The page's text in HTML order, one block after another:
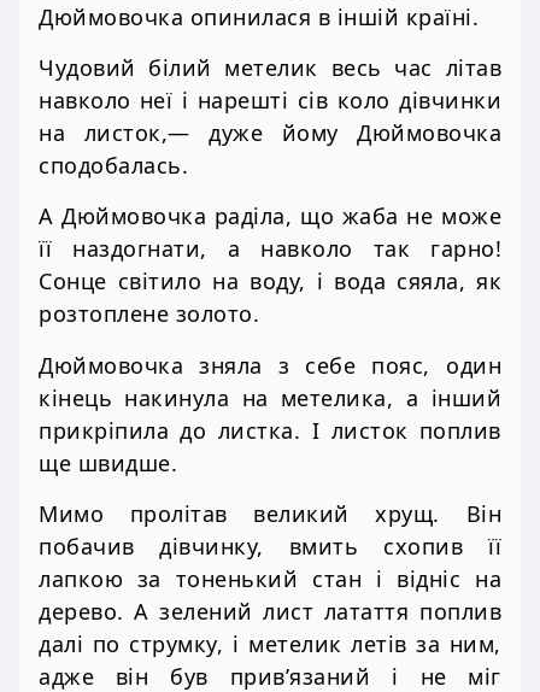
Дюймовочка опинилася в іншій країні.
Чудовий білий метелик весь час літав
навколо неї і нарешті сів коло дівчинки
на листок,— дуже йому Дюймовочка
сподобалась.
А Дюймовочка раділа, що жаба не може
її наздогнати, а навколо так гарно!
Сонце світило на воду, і вода сяяла, як
розтоплене золото.
Дюймовочка зняла з себе пояс, один
кінець накинула на метелика, а інший
прикріпила до листка. І листок поплив
ще швидше.
Мимо пролітав великий хрущ. Він
побачив дівчинку, вмить схопив її
лапкою за тоненький стан і відніс на
дерево. А зелений лист латаття поплив
далі по струмку, і метелик летів за ним,
адже він був прив’язаний і не міг